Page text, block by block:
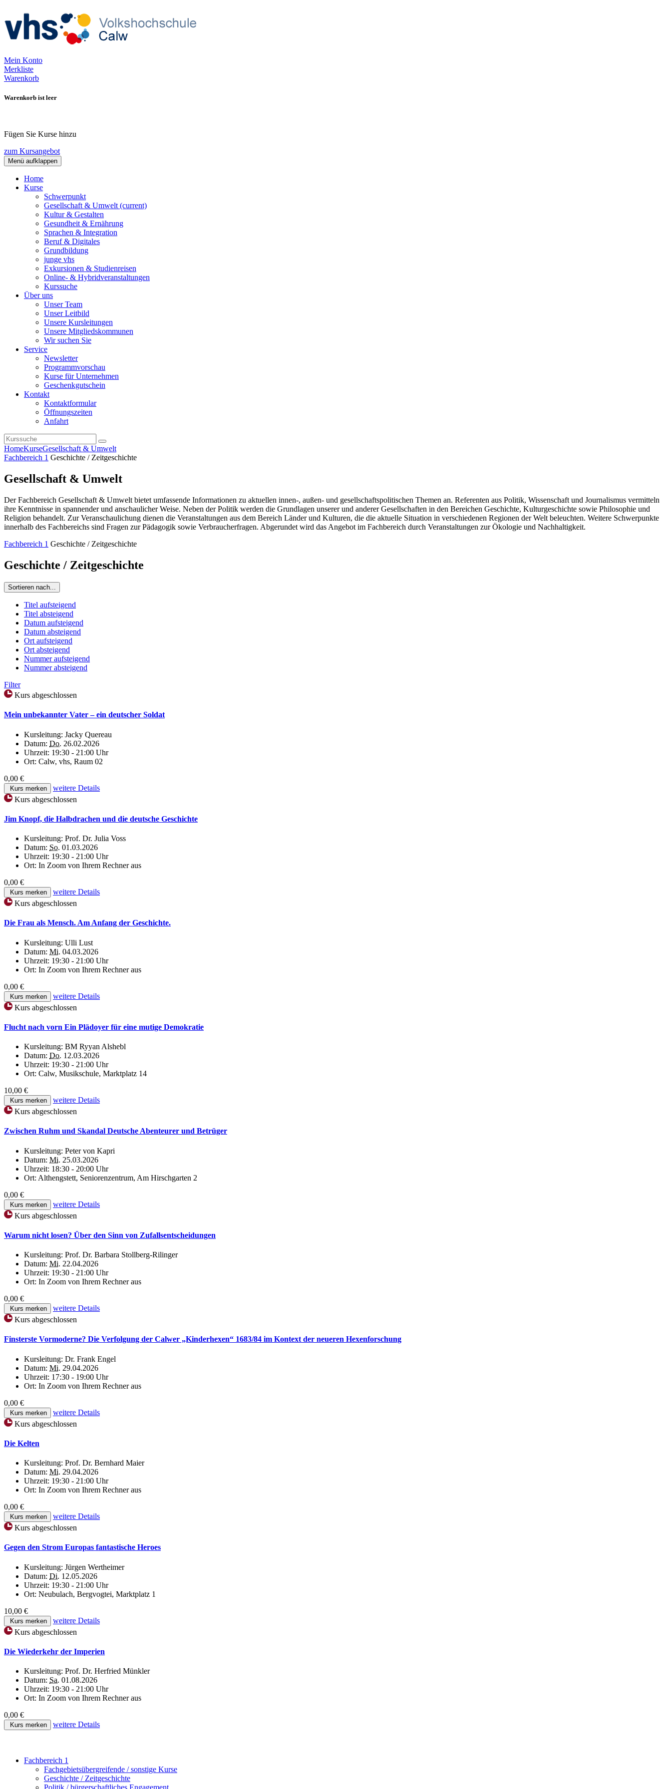
Mein Konto
Merkliste
Warenkorb
Warenkorb ist leer
Fügen Sie Kurse hinzu
zum Kursangebot
Menü aufklappen
Home
Kurse
Schwerpunkt
Gesellschaft & Umwelt (current)
Kultur & Gestalten
Gesundheit & Ernährung
Sprachen & Integration
Beruf & Digitales
Grundbildung
junge vhs
Exkursionen & Studienreisen
Online- & Hybridveranstaltungen
Kurssuche
Über uns
Unser Team
Unser Leitbild
Unsere Kursleitungen
Unsere Mitgliedskommunen
Wir suchen Sie
Service
Newsletter
Programmvorschau
Kurse für Unternehmen
Geschenkgutschein
Kontakt
Kontaktformular
Öffnungszeiten
Anfahrt
HomeKurseGesellschaft & Umwelt
Fachbereich 1 Geschichte / Zeitgeschichte
Gesellschaft & Umwelt
Der Fachbereich Gesellschaft & Umwelt bietet umfassende Informationen zu aktuellen innen-, außen- und gesellschaftspolitischen Themen an. Referenten aus Politik, Wissenschaft und Journalismus vermitteln
ihre Kenntnisse in spannender und anschaulicher Weise. Neben der Politik werden die Grundlagen unserer und anderer Gesellschaften in den Bereichen Geschichte, Kulturgeschichte sowie Philosophie und
Religion behandelt. Zur Veranschaulichung dienen die Veranstaltungen aus dem Bereich Länder und Kulturen, die die aktuelle Situation in verschiedenen Regionen der Welt beleuchten. Weitere Schwerpunkte
innerhalb des Fachbereichs sind Fragen zur Pädagogik sowie Verbraucherfragen. Abgerundet wird das Angebot im Fachbereich durch Veranstaltungen zur Ökologie und Nachhaltigkeit.
Fachbereich 1 Geschichte / Zeitgeschichte
Geschichte / Zeitgeschichte
Sortieren nach...
Titel aufsteigend
Titel absteigend
Datum aufsteigend
Datum absteigend
Ort aufsteigend
Ort absteigend
Nummer aufsteigend
Nummer absteigend
Filter
Kurs abgeschlossen
Mein unbekannter Vater – ein deutscher Soldat
Kursleitung: Jacky Quereau
Datum: Do. 26.02.2026
Uhrzeit: 19:30 - 21:00 Uhr
Ort: Calw, vhs, Raum 02
0,00 €
Kurs merken
weitere Details
Kurs abgeschlossen
Jim Knopf, die Halbdrachen und die deutsche Geschichte
Kursleitung: Prof. Dr. Julia Voss
Datum: So. 01.03.2026
Uhrzeit: 19:30 - 21:00 Uhr
Ort: In Zoom von Ihrem Rechner aus
0,00 €
Kurs merken
weitere Details
Kurs abgeschlossen
Die Frau als Mensch. Am Anfang der Geschichte.
Kursleitung: Ulli Lust
Datum: Mi. 04.03.2026
Uhrzeit: 19:30 - 21:00 Uhr
Ort: In Zoom von Ihrem Rechner aus
0,00 €
Kurs merken
weitere Details
Kurs abgeschlossen
Flucht nach vorn Ein Plädoyer für eine mutige Demokratie
Kursleitung: BM Ryyan Alshebl
Datum: Do. 12.03.2026
Uhrzeit: 19:30 - 21:00 Uhr
Ort: Calw, Musikschule, Marktplatz 14
10,00 €
Kurs merken
weitere Details
Kurs abgeschlossen
Zwischen Ruhm und Skandal Deutsche Abenteurer und Betrüger
Kursleitung: Peter von Kapri
Datum: Mi. 25.03.2026
Uhrzeit: 18:30 - 20:00 Uhr
Ort: Althengstett, Seniorenzentrum, Am Hirschgarten 2
0,00 €
Kurs merken
weitere Details
Kurs abgeschlossen
Warum nicht losen? Über den Sinn von Zufallsentscheidungen
Kursleitung: Prof. Dr. Barbara Stollberg-Rilinger
Datum: Mi. 22.04.2026
Uhrzeit: 19:30 - 21:00 Uhr
Ort: In Zoom von Ihrem Rechner aus
0,00 €
Kurs merken
weitere Details
Kurs abgeschlossen
Finsterste Vormoderne? Die Verfolgung der Calwer „Kinderhexen“ 1683/84 im Kontext der neueren Hexenforschung
Kursleitung: Dr. Frank Engel
Datum: Mi. 29.04.2026
Uhrzeit: 17:30 - 19:00 Uhr
Ort: In Zoom von Ihrem Rechner aus
0,00 €
Kurs merken
weitere Details
Kurs abgeschlossen
Die Kelten
Kursleitung: Prof. Dr. Bernhard Maier
Datum: Mi. 29.04.2026
Uhrzeit: 19:30 - 21:00 Uhr
Ort: In Zoom von Ihrem Rechner aus
0,00 €
Kurs merken
weitere Details
Kurs abgeschlossen
Gegen den Strom Europas fantastische Heroes
Kursleitung: Jürgen Wertheimer
Datum: Di. 12.05.2026
Uhrzeit: 19:30 - 21:00 Uhr
Ort: Neubulach, Bergvogtei, Marktplatz 1
10,00 €
Kurs merken
weitere Details
Kurs abgeschlossen
Die Wiederkehr der Imperien
Kursleitung: Prof. Dr. Herfried Münkler
Datum: Sa. 01.08.2026
Uhrzeit: 19:30 - 21:00 Uhr
Ort: In Zoom von Ihrem Rechner aus
0,00 €
Kurs merken weitere Details
Fachbereich 1
Fachgebietsübergreifende / sonstige Kurse
Geschichte / Zeitgeschichte